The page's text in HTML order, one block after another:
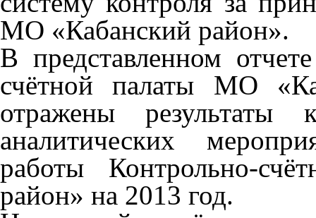
МО «Кабанский район».
В представленном
счётной палаты МО
отражены
аналитических
работы Контрольно-
район» на 2013 год.